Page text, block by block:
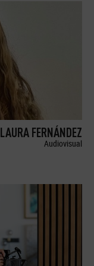
LAURA FERNÁNDEZ
Audiovisual